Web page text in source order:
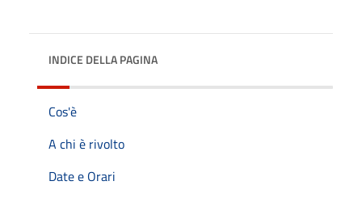
INDICE DELLA PAGINA
Cos'è
A chi è rivolto
Date e Orari